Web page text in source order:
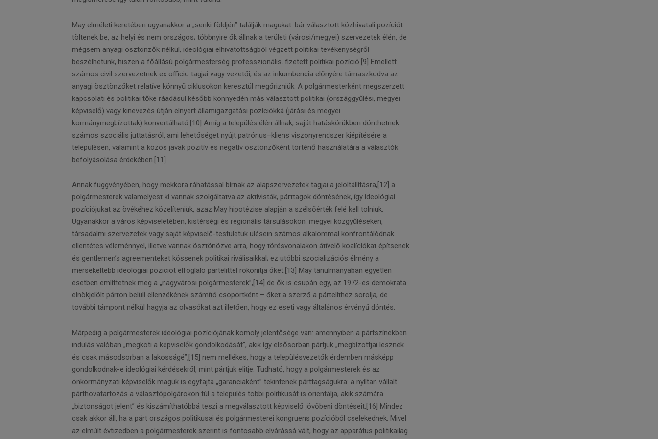
May elméleti keretében ugyanakkor a „senki földjén” találják magukat: bár választott közhivatali pozíciót
töltenek be, az helyi és nem országos; többnyire ők állnak a területi (városi/megyei) szervezetek élén, de
mégsem anyagi ösztönzők nélkül, ideológiai elhivatottságból végzett politikai tevékenységről
beszélhetünk, hiszen a főállású polgármesterség professzionális, fizetett politikai pozíció.[9] Emellett
számos civil szervezetnek ex officio tagjai vagy vezetői, és az inkumbencia előnyére támaszkodva az
anyagi ösztönzőket relatíve könnyű ciklusokon keresztül megőrizniük. A polgármesterként megszerzett
kapcsolati és politikai tőke ráadásul később könnyedén más választott politikai (országgyűlési, megyei
képviselő) vagy kinevezés útján elnyert államigazgatási pozíciókká (járási és megyei
kormánymegbízottak) konvertálható.[10] Amíg a település élén állnak, saját hatáskörükben dönthetnek
számos szociális juttatásról, ami lehetőséget nyújt patrónus–kliens viszonyrendszer kiépítésére a
településen, valamint a közös javak pozitív és negatív ösztönzőként történő használatára a választók
befolyásolása érdekében.[11]
Annak függvényében, hogy mekkora ráhatással bírnak az alapszervezetek tagjai a jelöltállításra,[12] a
polgármesterek valamelyest ki vannak szolgáltatva az aktivisták, párttagok döntésének, így ideológiai
pozíciójukat az övékéhez közelíteniük, azaz May hipotézise alapján a szélsőérték felé kell tolniuk.
Ugyanakkor a város képviseletében, kistérségi és regionális társulásokon, megyei közgyűléseken,
társadalmi szervezetek vagy saját képviselő-testületük ülésein számos alkalommal konfrontálódnak
ellentétes véleménnyel, illetve vannak ösztönözve arra, hogy törésvonalakon átívelő koalíciókat építsenek
és gentlemen’s agreementeket kössenek politikai riválisaikkal; ez utóbbi szocializációs élmény a
mérsékeltebb ideológiai pozíciót elfoglaló pártelittel rokonítja őket.[13] May tanulmányában egyetlen
esetben említtetnek meg a „nagyvárosi polgármesterek”,[14] de ők is csupán egy, az 1972-es demokrata
elnökjelölt párton belüli ellenzékének számító csoportként – őket a szerző a pártelithez sorolja, de
további támpont nélkül hagyja az olvasókat azt illetően, hogy ez eseti vagy általános érvényű döntés.
Márpedig a polgármesterek ideológiai pozíciójának komoly jelentősége van: amennyiben a pártszínekben
indulás valóban „megköti a képviselők gondolkodását”, akik így elsősorban pártjuk „megbízottjai lesznek
és csak másodsorban a lakosságé”,[15] nem mellékes, hogy a településvezetők érdemben másképp
gondolkodnak-e ideológiai kérdésekről, mint pártjuk elitje. Tudható, hogy a polgármesterek és az
önkormányzati képviselők maguk is egyfajta „garanciaként” tekintenek párttagságukra: a nyíltan vállalt
párthovatartozás a választópolgárokon túl a település többi politikusát is orientálja, akik számára
„biztonságot jelent” és kiszámíthatóbbá teszi a megválasztott képviselő jövőbeni döntéseit.[16] Mindez
csak akkor áll, ha a párt országos politikusai és polgármesterei kongruens pozícióból cselekednek. Mivel
az elmúlt évtizedben a polgármesterek szerint is fontosabb elvárássá vált, hogy az apparátus politikailag